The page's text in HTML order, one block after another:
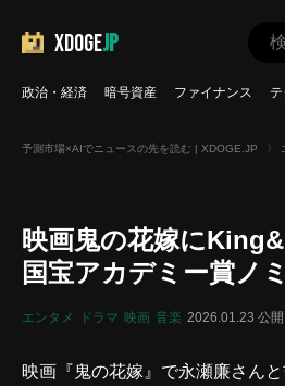
XDOGEJP
政治・経済 暗号資産 ファイナンス
予測市場×AIでニュースの先を読む | XDOGE.JP 〉
映画鬼の花嫁に
国宝アカデミー賞ノ
エンタメ ドラマ 映画 音楽 2026.01.23 公開
映画『鬼の花嫁』で永瀬廉さん